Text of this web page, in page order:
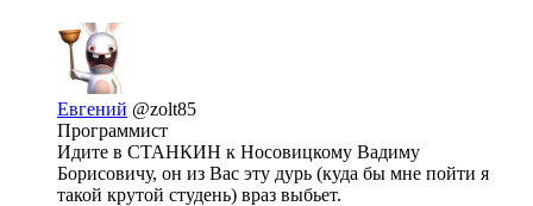
Евгений @zolt85
Программист
Идите в СТАНКИН к Носовицкому Вадиму
Борисовичу, он из Вас эту дурь (куда бы мне пойти я
такой крутой студень) враз выбьет.